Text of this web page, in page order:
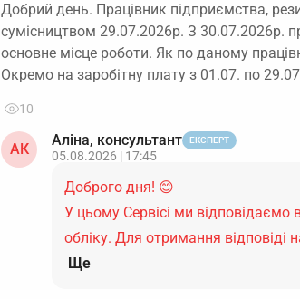
Добрий день. Працівник підприємства,
сумісництвом 29.07.2026р. З 30.07.2026р.
основне місце роботи. Як по даному
Окремо на заробітну плату з 01.07. по
10
АК
Аліна, консультант ЕКСПЕРТ
05.08.2026 | 17:45
Доброго дня! 😊
У цьому Сервісі ми
обліку. Для отримання відповіді
Ще